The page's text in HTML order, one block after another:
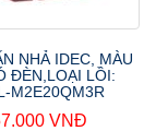
NHẢ IDEC, MÀU
ĐÈN,LOẠI LỒI:
M2E20QM3R
VNĐ